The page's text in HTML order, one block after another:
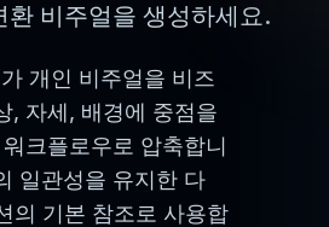
비주얼을 생성하세요.
개인 비주얼을 비즈
, 자세, 배경에 중점을
크플로우로 압축합니
일관성을 유지한 다
의 기본 참조로 사용합